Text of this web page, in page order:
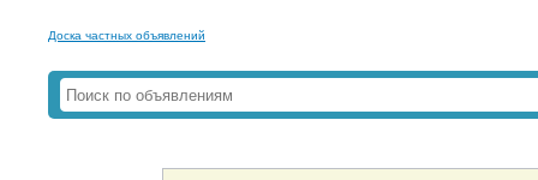
Доска частных объявлений